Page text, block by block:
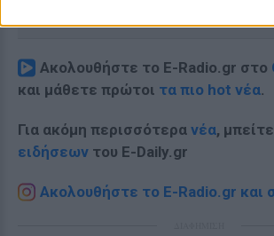
Ακολουθήστε το E-Radio.gr στο
και μάθετε πρώτοι τα πιο hot νέα.
Για ακόμη περισσότερα νέα,
ειδήσεων του E-Daily.gr
Ακολουθήστε το E-Radio.gr και